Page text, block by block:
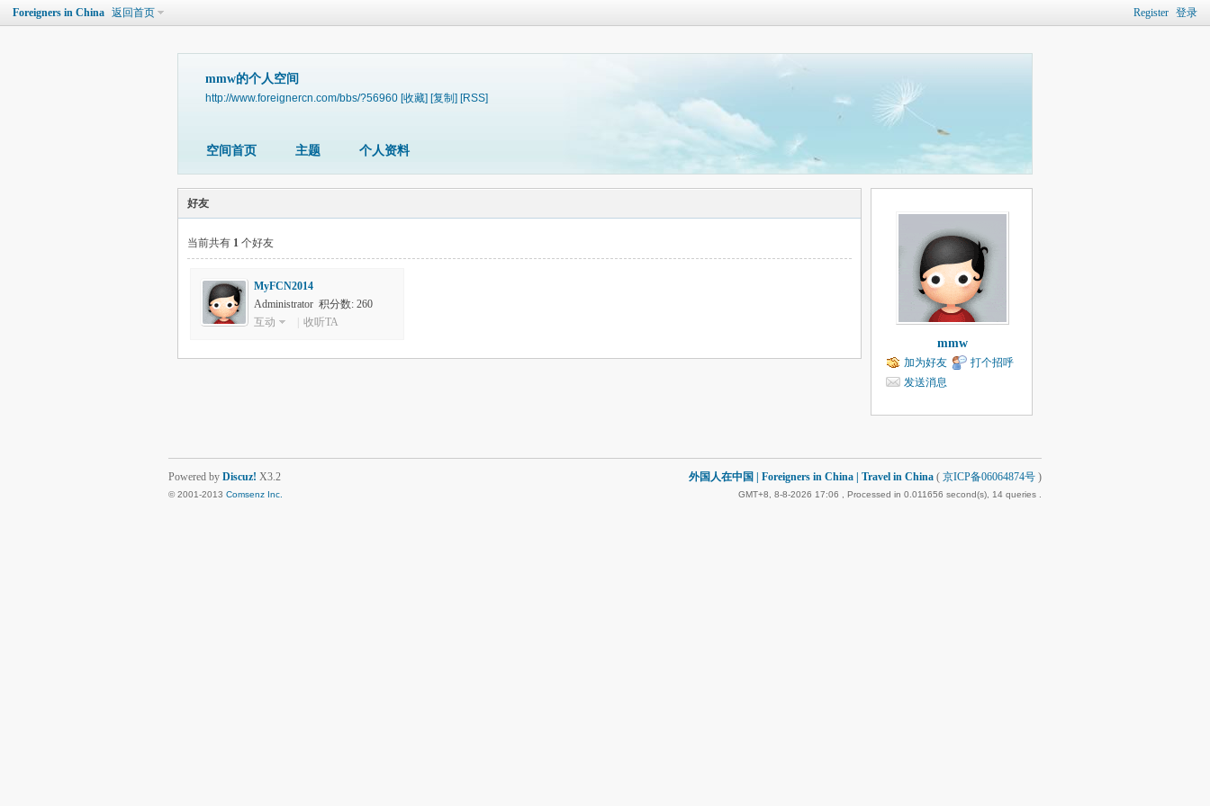
Register 登录
Foreigners in China 返回首页
mmw的个人空间
http://www.foreignercn.com/bbs/?56960 [收藏] [复制] [RSS]
空间首页 主题 个人资料
好友
当前共有 1 个好友
MyFCN2014
Administrator 积分数: 260
互动
收听TA
mmw
加为好友
打个招呼
发送消息
外国人在中国 | Foreigners in China | Travel in China ( 京ICP备06064874号 )
GMT+8, 8-8-2026 17:06 , Processed in 0.011656 second(s), 14 queries .
Powered by Discuz! X3.2
© 2001-2013 Comsenz Inc.